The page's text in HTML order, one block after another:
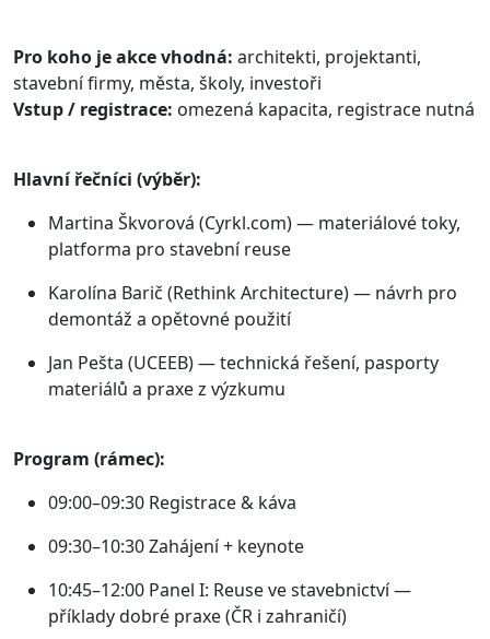
Pro koho je akce vhodná: architekti, projektanti,
stavební firmy, města, školy, investoři
Vstup / registrace: omezená kapacita, registrace nutná
Hlavní řečníci (výběr):
Martina Škvorová (Cyrkl.com) — materiálové toky,
platforma pro stavební reuse
Karolína Barič (Rethink Architecture) — návrh pro
demontáž a opětovné použití
Jan Pešta (UCEEB) — technická řešení, pasporty
materiálů a praxe z výzkumu
Program (rámec):
09:00–09:30 Registrace & káva
09:30–10:30 Zahájení + keynote
10:45–12:00 Panel I: Reuse ve stavebnictví —
příklady dobré praxe (ČR i zahraničí)